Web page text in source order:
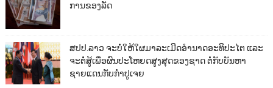
ການຂອງລັດ
ສປປ.ລາວ ຈະບໍ່ໃຫ້ໃຜມາລະເມີດອຳນາດອະທິປະໄຕ ແລະ
ຈະຕໍ່ສູ້ເພື່ອຜົນປະໂຫຍດສູງສຸດຂອງຊາດ ຕໍ່ກັບບັນຫາ
ຊາຍແດນກັບກຳປູເຈຍ